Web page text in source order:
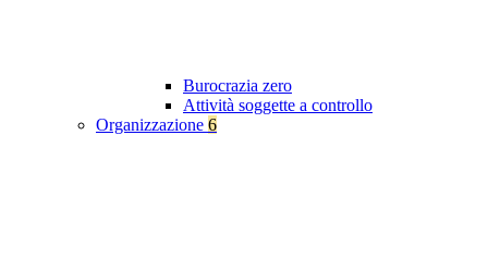
Burocrazia zero
Attività soggette a controllo
Organizzazione 6